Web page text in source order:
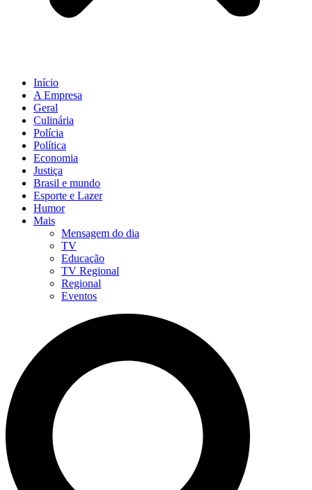
Início
A Empresa
Geral
Culinária
Polícia
Política
Economia
Justiça
Brasil e mundo
Esporte e Lazer
Humor
Mais
Mensagem do dia
TV
Educação
TV Regional
Regional
Eventos